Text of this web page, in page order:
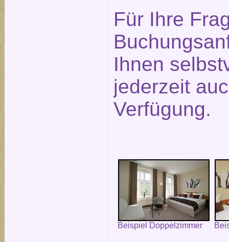
Für Ihre
Ihnen
jederzeit
Verfügung.
Beispiel Doppelzimmer